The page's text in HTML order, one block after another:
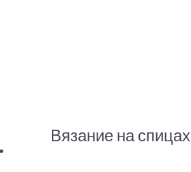
Вязание на спицах